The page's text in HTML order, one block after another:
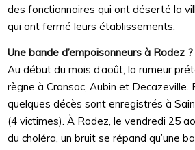
des fonctionnaires qui ont déserté la
qui ont fermé leurs établissements.
Une bande d’empoisonneurs à Rodez ?
Au début du mois d’août, la rumeur
règne à Cransac, Aubin et Decazeville.
quelques décès sont enregistrés à
(4 victimes). À Rodez, le vendredi 25
du choléra, un bruit se répand qu’une